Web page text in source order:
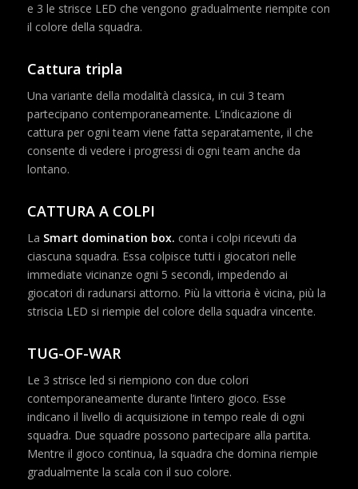
e 3 le strisce LED che vengono gradualmente riempite con
il colore della squadra.
Cattura tripla
Una variante della modalità classica, in cui 3 team
partecipano contemporaneamente. L’indicazione di
cattura per ogni team viene fatta separatamente, il che
consente di vedere i progressi di ogni team anche da
lontano.
CATTURA A COLPI
La Smart domination box. conta i colpi ricevuti da
ciascuna squadra. Essa colpisce tutti i giocatori nelle
immediate vicinanze ogni 5 secondi, impedendo ai
giocatori di radunarsi attorno. Più la vittoria è vicina, più la
striscia LED si riempie del colore della squadra vincente.
TUG-OF-WAR
Le 3 strisce led si riempiono con due colori
contemporaneamente durante l’intero gioco. Esse
indicano il livello di acquisizione in tempo reale di ogni
squadra. Due squadre possono partecipare alla partita.
Mentre il gioco continua, la squadra che domina riempie
gradualmente la scala con il suo colore.